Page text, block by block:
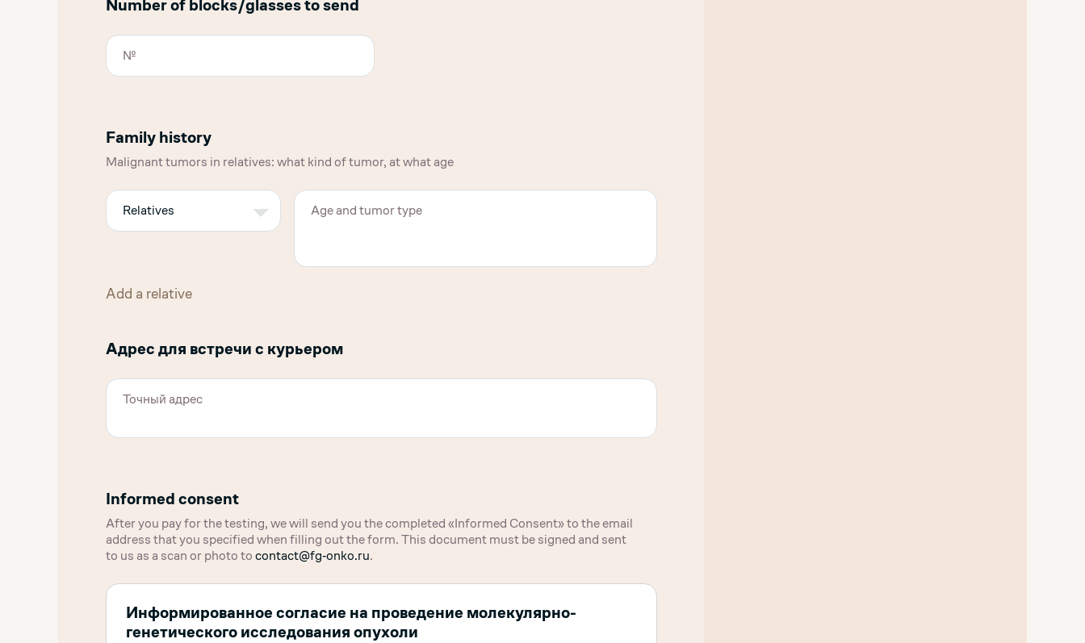
Number of blocks/glasses to send
Family history
Malignant tumors in relatives: what kind of tumor, at what age
Add a relative
Адрес для встречи с курьером
Informed consent
After you pay for the testing, we will send you the completed «Informed Consent» to the email
address that you specified when filling out the form. This document must be signed and sent
to us as a scan or photo tocontact@fg‑onko.ru.
Информированное согласие на проведение молекулярно-
генетического исследования опухоли